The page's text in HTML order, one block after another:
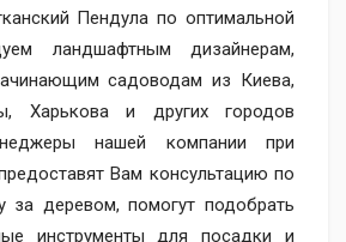
Пендула по оптимальной
ландшафтным дизайнерам,
садоводам из Киева,
Харькова и других городов
нашей компании при
Вам консультацию по
за деревом, помогут подобрать
инструменты для посадки и